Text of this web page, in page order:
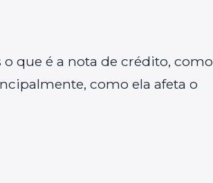
que é a nota de crédito, como
como ela afeta o